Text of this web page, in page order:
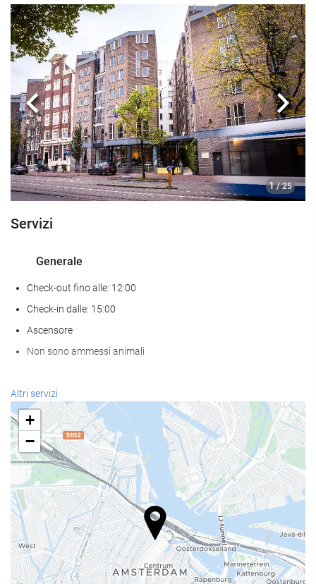
1 / 25
Anteriore
Servizi
Generale
Check-out fino alle: 12:00
Check-in dalle: 15:00
Ascensore
Non sono ammessi animali
Servizio di accoglienza
reception 24 ore su 24
deposito bagagli
Pasto e bevanda
Ristorante à la carte
Strutture business
Altri servizi
+
−